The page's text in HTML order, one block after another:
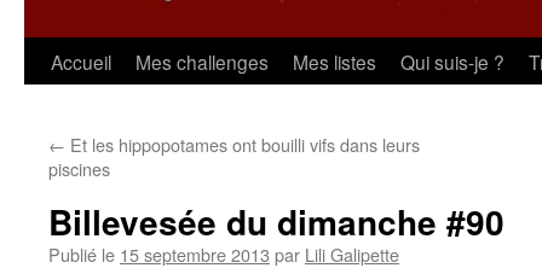
Aller
contenu
Accueil Mes challenges Mes listes Qui suis-je ?
← Et les hippopotames ont bouilli vifs dans leurs
piscines
Billevesée du dimanche #90
Publié le 15 septembre 2013 par Lili Galipette